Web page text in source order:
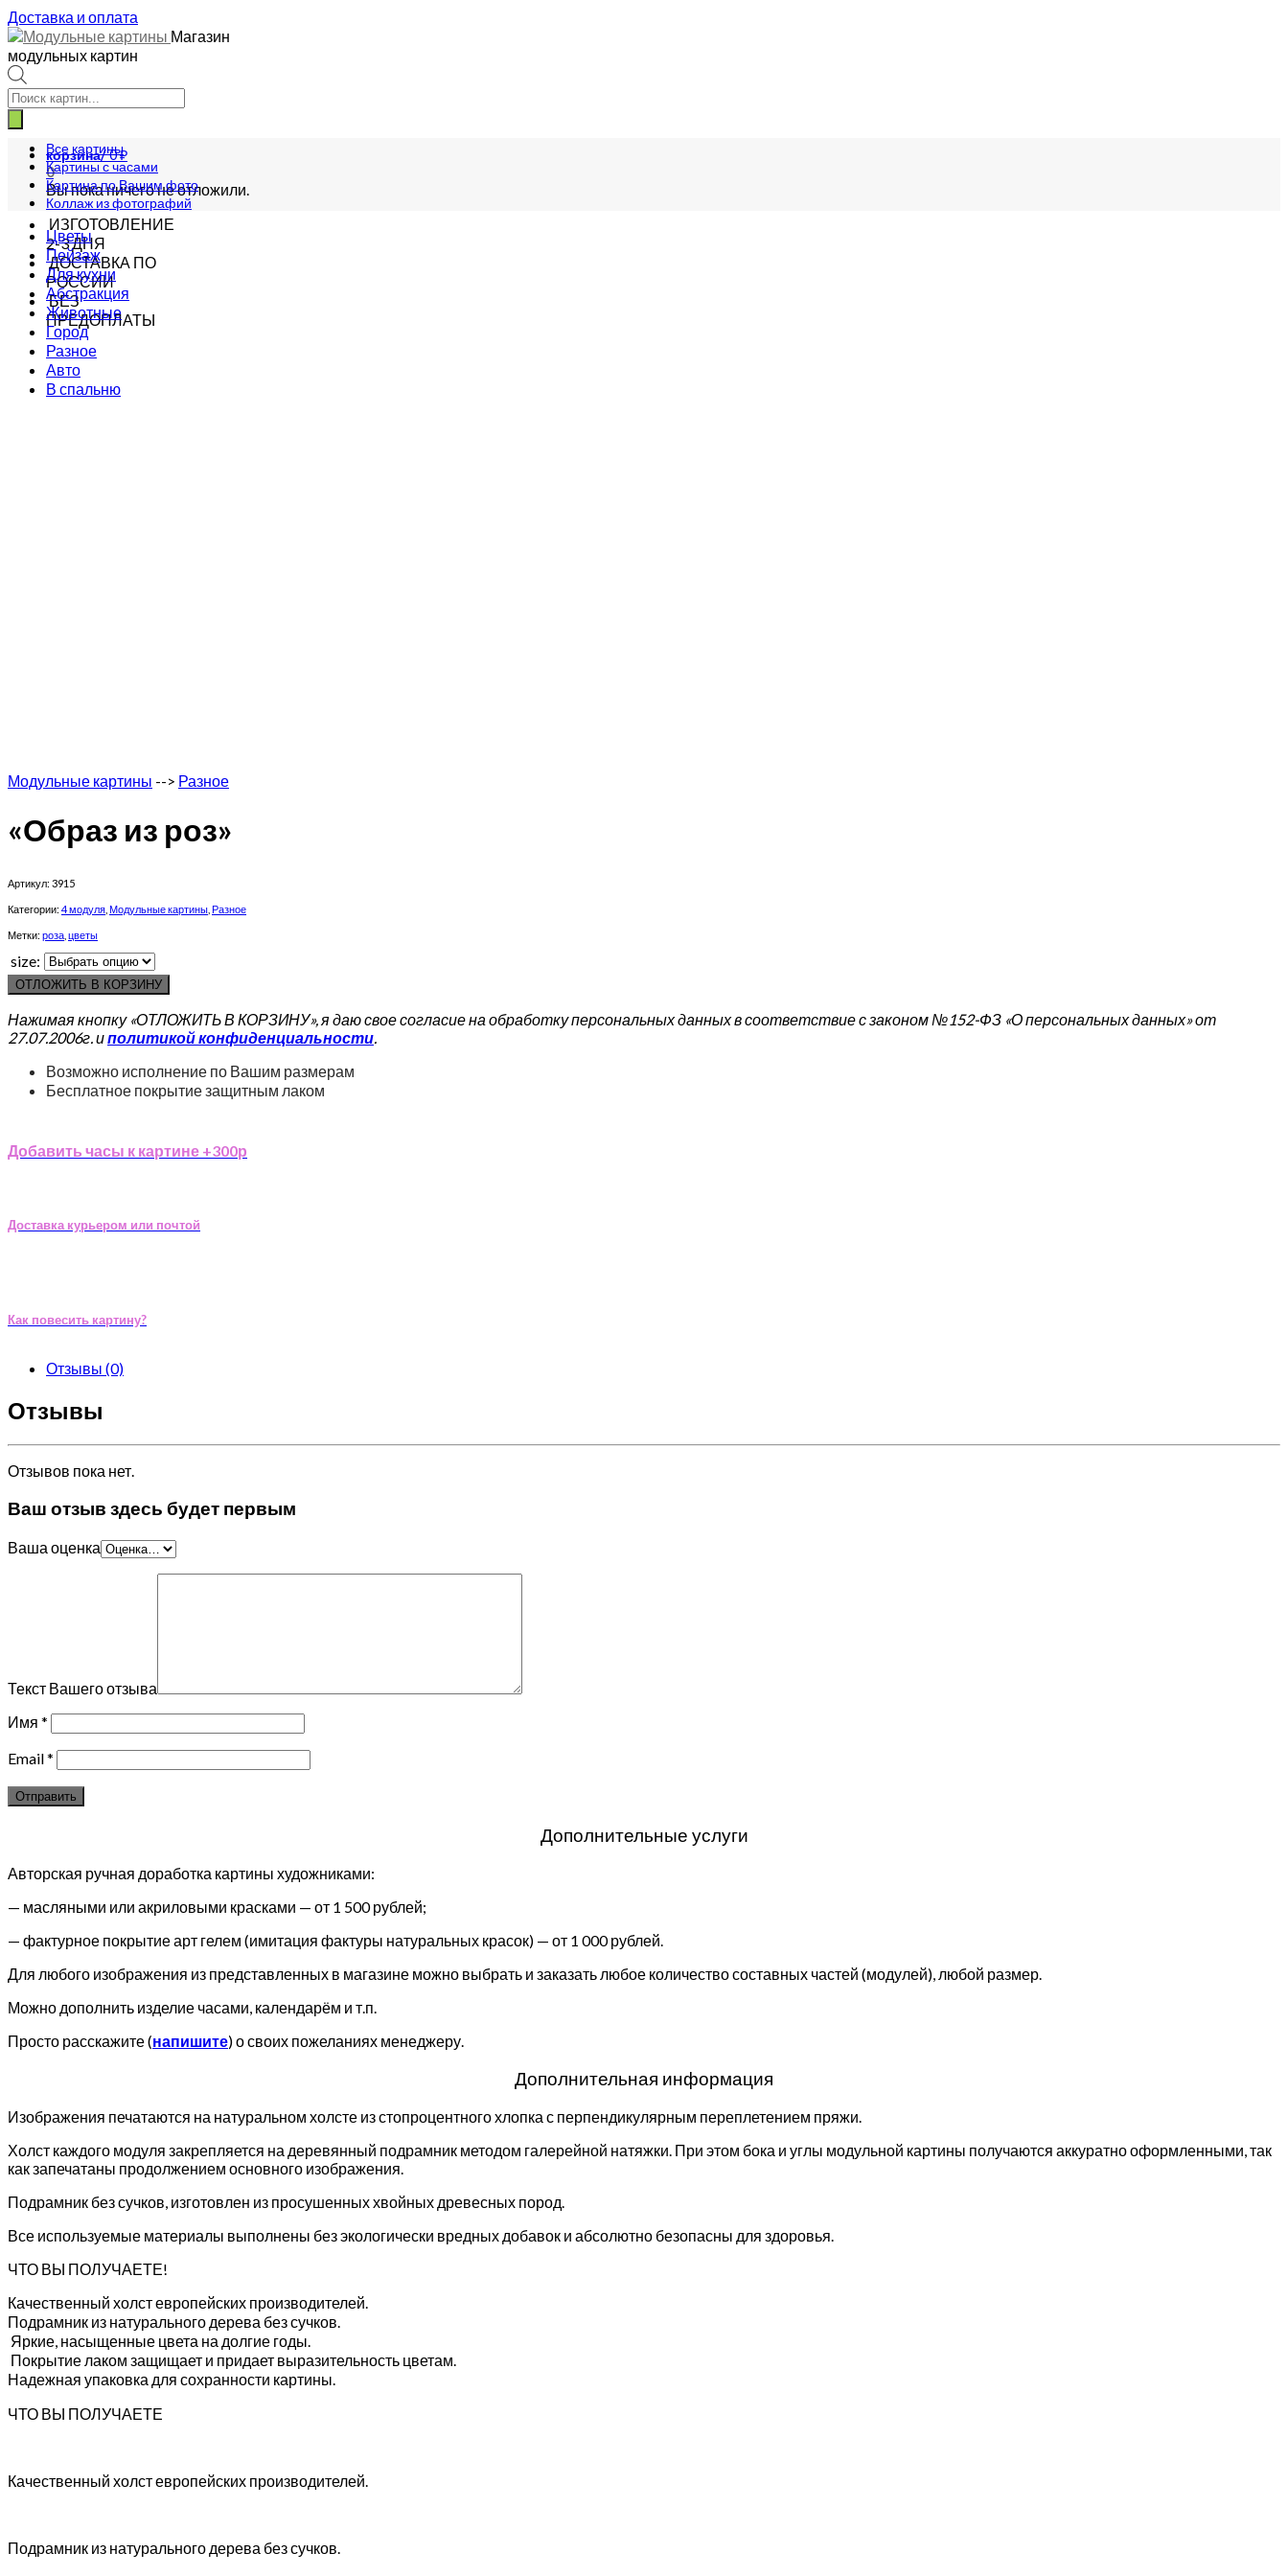
Доставка и оплата
Магазин
модульных картин
Поиск
товаров
корзина/0₽
0
Вы пока ничего не отложили.
ИЗГОТОВЛЕНИЕ
2-3 ДНЯ
ДОСТАВКА ПО
РОССИИ
БЕЗ
ПРЕДОПЛАТЫ
Все картины
Картины с часами
Картина по Вашим фото
Коллаж из фотографий
Цветы
Пейзаж
Для кухни
Абстракция
Животные
Город
Разное
Авто
В спальню
Модульные картины --> Разное
«Образ из роз»
Артикул: 3915
Категории: 4 модуля Модульные картины Разное
Метки: роза цветы
size:
ОТЛОЖИТЬ В КОРЗИНУ
Нажимая кнопку «ОТЛОЖИТЬ В КОРЗИНУ», я даю свое согласие на обработку персональных данных в соответствие с законом №152-ФЗ «О персональных данных» от
27.07.2006г. иполитикой конфиденциальности.
Возможно исполнение по Вашим размерам
Бесплатное покрытие защитным лаком
Добавить часы к картине +300р
Доставка курьером или почтой
Как повесить картину?
Отзывы (0)
Отзывы
Отзывов пока нет.
Ваш отзыв здесь будет первым
Ваша оценка
Текст Вашего отзыва
Имя *
Email*
Дополнительные услуги
Авторская ручная доработка картины художниками:
— масляными или акриловыми красками — от 1 500 рублей;
— фактурное покрытие арт гелем (имитация фактуры натуральных красок) — от 1 000 рублей.
Для любого изображения из представленных в магазине можно выбрать и заказать любое количество составных частей (модулей), любой размер.
Можно дополнить изделие часами, календарём и т.п.
Просто расскажите (напишите) о своих пожеланиях менеджеру.
Дополнительная информация
Изображения печатаются на натуральном холсте из стопроцентного хлопка с перпендикулярным переплетением пряжи.
Холст каждого модуля закрепляется на деревянный подрамник методом галерейной натяжки. При этом бока и углы модульной картины получаются аккуратно оформленными, так
как запечатаны продолжением основного изображения.
Подрамник без сучков, изготовлен из просушенных хвойных древесных пород.
Все используемые материалы выполнены без экологически вредных добавок и абсолютно безопасны для здоровья.
ЧТО ВЫ ПОЛУЧАЕТЕ!
Качественный холст европейских производителей.
Подрамник из натурального дерева без сучков.
Яркие, насыщенные цвета на долгие годы.
Покрытие лаком защищает и придает выразительность цветам.
Надежная упаковка для сохранности картины.
ЧТО ВЫ ПОЛУЧАЕТЕ
Качественный холст европейских производителей.
Подрамник из натурального дерева без сучков.